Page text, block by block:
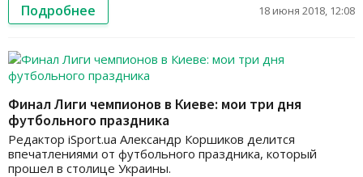
Подробнее 18 июня 2018, 12:08
Финал Лиги чемпионов в Киеве: мои три дня
футбольного праздника
Редактор iSport.ua Александр Коршиков делится
впечатлениями от футбольного праздника, который
прошел в столице Украины.